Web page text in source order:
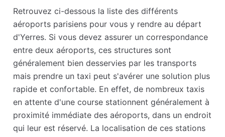
Retrouvez ci-dessous la liste des différents
aéroports parisiens pour vous y rendre au départ
d'Yerres. Si vous devez assurer un correspondance
entre deux aéroports, ces structures sont
généralement bien desservies par les transports
mais prendre un taxi peut s'avérer une solution plus
rapide et confortable. En effet, de nombreux taxis
en attente d'une course stationnent généralement à
proximité immédiate des aéroports, dans un endroit
qui leur est réservé. La localisation de ces stations